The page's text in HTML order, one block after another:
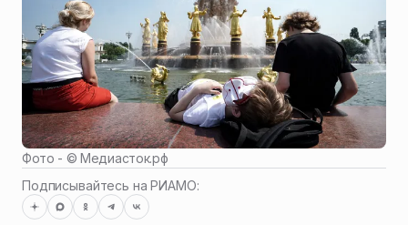
Фото - ©Медиасток.рф
Подписывайтесь на РИАМО: